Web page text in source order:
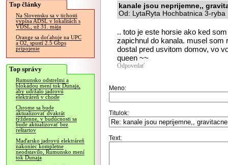
Top články
Na Slovensku sa v tichosti
vypína ADSL v lokalitách s
VDSL, už 31. mája
Orange sa doťahuje na UPC
a O2, spustí 2.5 Gbps
pripojenie
Top správy
Rumunsko odstrelmi a
blokádou mení tok Dunaja,
aby udržalo jadrovú
elektráreň v chode
Chrome sa bude
aktualizovať dvakrát
týždenne, v budúcnosti sa
bude aktualizovať bez
reštartov
Maďarsko jadrovú elektráreň
nakoniec kompletne
neodstavilo, Rumunsko mení
tok Dunaja
kanale jsou neprijemne,,
Od: LytaRyta Hochbatnica 3-
.. toto je este horsie ako ked
zapichnul do kanala. musel som
dostal pred usvitom domov, vo
queen ~~
Odpovedať
Meno:
Titulok:
Text: